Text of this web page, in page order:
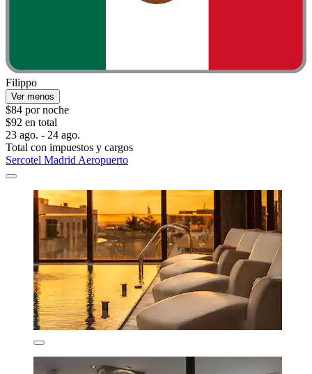
Filippo
Ver menos
$84 por noche
$92 en total
23 ago. - 24 ago.
Total con impuestos y cargos
Sercotel Madrid Aeropuerto